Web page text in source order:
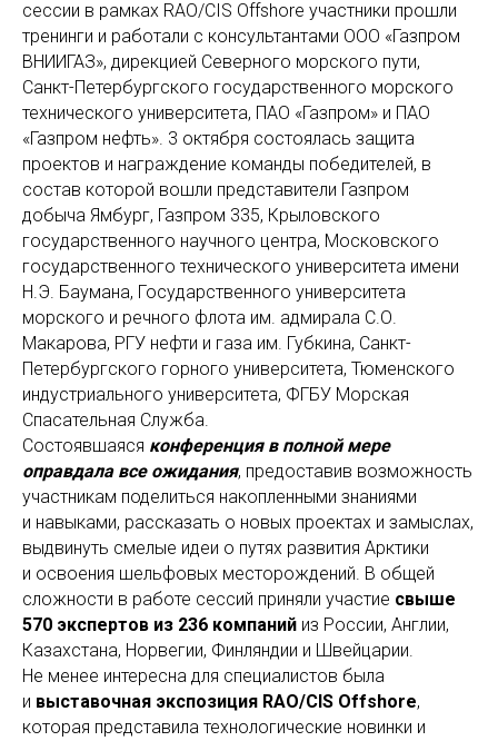
сессии в рамках RAO/CIS Offshore участники прошли
тренинги и работали с консультантами ООО «Газпром
ВНИИГАЗ», дирекцией Северного морского пути,
Санкт-Петербургского государственного морского
технического университета, ПАО «Газпром» и ПАО
«Газпром нефть». 3 октября состоялась защита
проектов и награждение команды победителей, в
состав которой вошли представители Газпром
добыча Ямбург, Газпром 335, Крыловского
государственного научного центра, Московского
государственного технического университета имени
Н.Э. Баумана, Государственного университета
морского и речного флота им. адмирала С.О.
Макарова, РГУ нефти и газа им. Губкина, Санкт-
Петербургского горного университета, Тюменского
индустриального университета, ФГБУ Морская
Спасательная Служба.
Состоявшаяся конференция в полной мере
оправдала все ожидания, предоставив возможность
участникам поделиться накопленными знаниями
и навыками, рассказать о новых проектах и замыслах,
выдвинуть смелые идеи о путях развития Арктики
и освоения шельфовых месторождений. В общей
сложности в работе сессий приняли участие свыше
570 экспертов из 236 компаний из России, Англии,
Казахстана, Норвегии, Финляндии и Швейцарии.
Не менее интересна для специалистов была
и выставочная экспозиция RAO/CIS Offshore,
которая представила технологические новинки и